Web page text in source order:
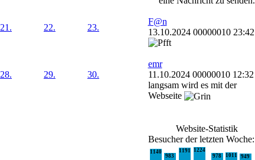
21. 22. 23.
28. 29. 30.
F@n
13.10.2024 00000010 23:42
emr
11.10.2024 00000010 12:32
langsam wird es mit der
Webseite
Website-Statistik
Besucher der letzten Woche:
1140
983
1191
1224
978
1011 949